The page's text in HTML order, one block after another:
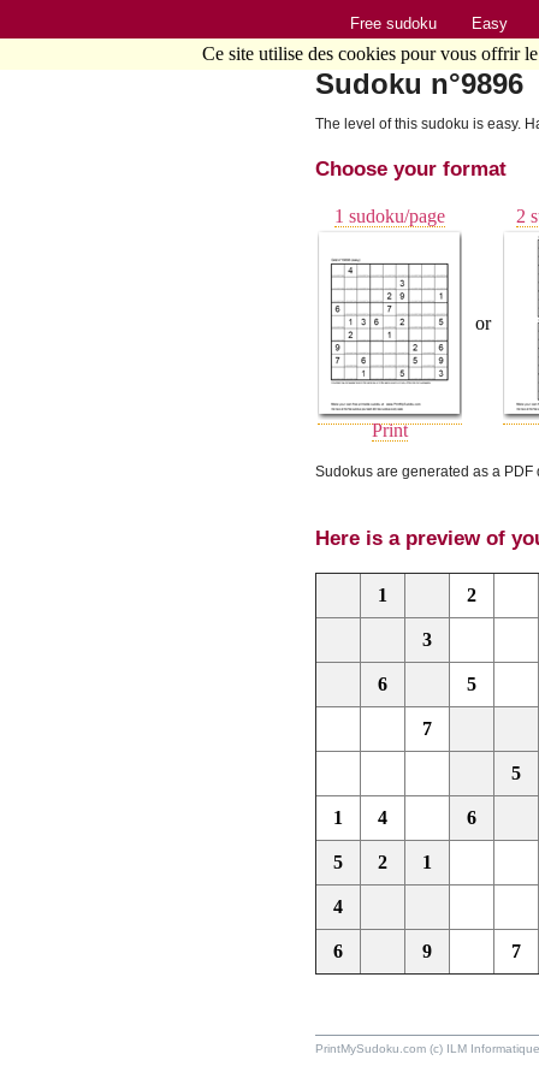
Free sudoku Easy
Sudoku n°9896
The level of this sudoku is easy.
Choose your format
1 sudoku/page
Print
or
2
Sudokus are generated as a
Here is a preview of
1 2
3
6 5
7
5
1 4 6
5 2 1
4
6 9 7
PrintMySudoku.com (c) ILM
Ce site utilise des cookies pour vous offrir